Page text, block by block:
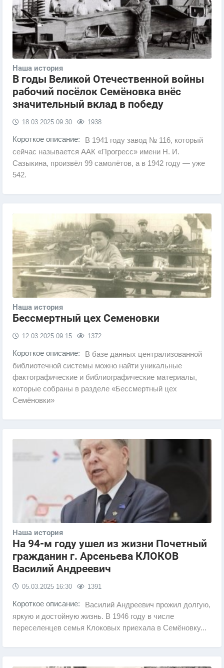
Наша история
В годы Великой Отечественной войны
рабочий посёлок Семёновка внёс
значительный вклад в победу
18.03.2025 09:30 1938
Короткое описание:
В 1941 году завод № 116, который
сейчас называется ААК «Прогресс» имени Н. И.
Сазыкина, произвёл 99 самолётов, а в 1942 году — уже
542.
Наша история
Бессмертный цех Семеновки
12.03.2025 09:15 1372
Короткое описание:
В базе данных централизованной
библиотечной системы можно найти уникальные
фактографические и библиографические материалы,
которые собраны в разделе «Бессмертный цех
Семёновки»
Наша история
На 94-м году ушел из жизни Почетный
гражданин г. Арсеньева КЛОКОВ
Василий Андреевич
05.03.2025 16:30 1391
Короткое описание:
Василий Андреевич прожил долгую,
яркую и достойную жизнь. В 1946 году в числе
переселенцев семья Клоковых приехала в Семёновку...